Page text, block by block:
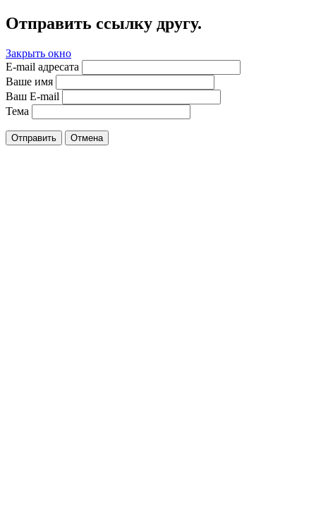
Отправить ссылку другу.
Закрыть окно
E-mail адресата
Ваше имя
Ваш E-mail
Тема
Отправить Отмена